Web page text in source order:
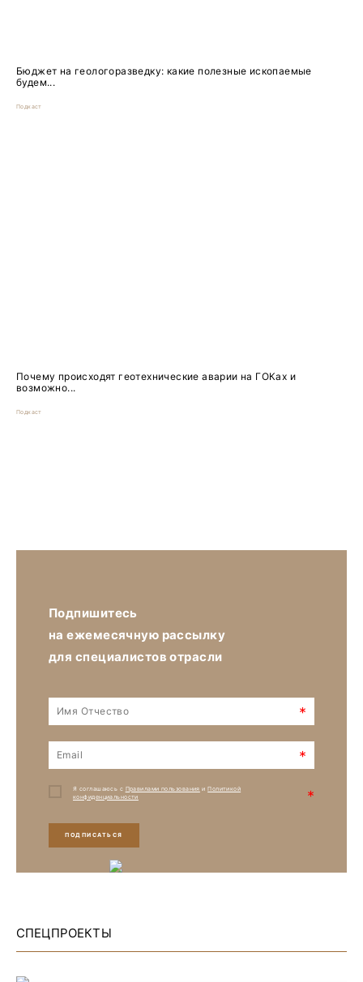
Бюджет на геологоразведку: какие полезные ископаемые
будем...
Подкаст
Почему происходят геотехнические аварии на ГОКах и
возможно...
Подкаст
Подпишитесь
на ежемесячную рассылку
для специалистов отрасли
*
*
Я соглашаюсь с Правилами пользования иПолитикой
конфиденциальности
*
ПОДПИСАТЬСЯ
СПЕЦПРОЕКТЫ